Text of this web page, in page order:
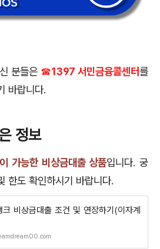
분들은 ☎1397 서민금융콜센터를
바랍니다.
정보
가능한 비상금대출 상품입니다. 궁
한도 확인하시기 바랍니다.
크 비상금대출 조건 및 연장하기(이자계